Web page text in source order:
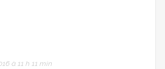
à 11 h 11 min